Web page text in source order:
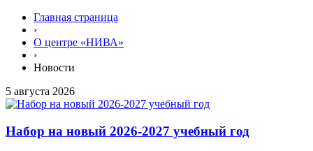
Главная страница
›
О центре «НИВА»
›
Новости
5 августа 2026
Набор на новый 2026-2027 учебный год